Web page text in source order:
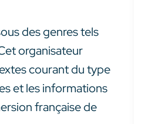
des genres tels
organisateur
courant du type
et les informations
française de